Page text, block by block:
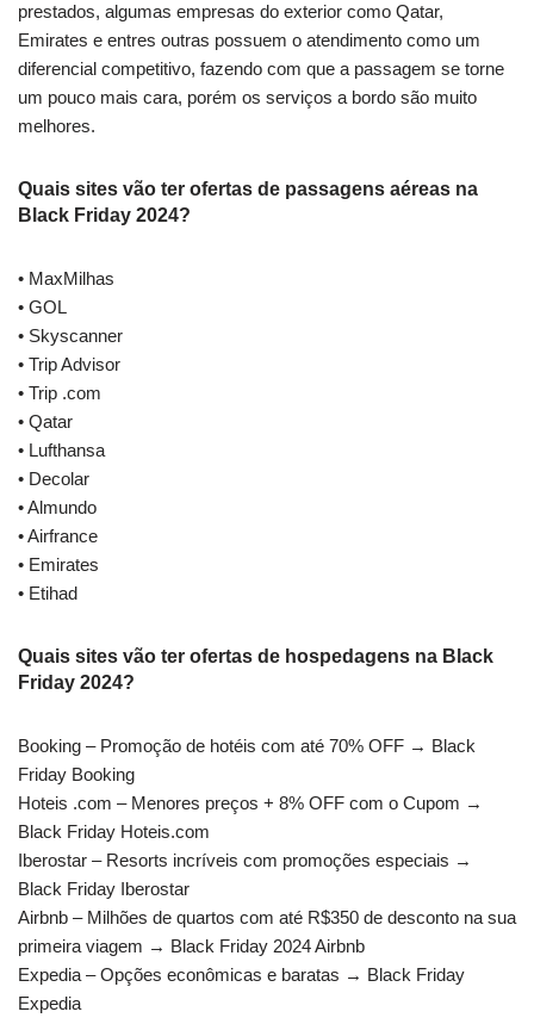
prestados, algumas empresas do exterior como Qatar,
Emirates e entres outras possuem o atendimento como um
diferencial competitivo, fazendo com que a passagem se torne
um pouco mais cara, porém os serviços a bordo são muito
melhores.
Quais sites vão ter ofertas de passagens aéreas na
Black Friday 2024?
• MaxMilhas
• GOL
• Skyscanner
• Trip Advisor
• Trip .com
• Qatar
• Lufthansa
• Decolar
• Almundo
• Airfrance
• Emirates
• Etihad
Quais sites vão ter ofertas de hospedagens na Black
Friday 2024?
Booking – Promoção de hotéis com até 70% OFF → Black
Friday Booking
Hoteis .com – Menores preços + 8% OFF com o Cupom →
Black Friday Hoteis.com
Iberostar – Resorts incríveis com promoções especiais →
Black Friday Iberostar
Airbnb – Milhões de quartos com até R$350 de desconto na sua
primeira viagem → Black Friday 2024 Airbnb
Expedia – Opções econômicas e baratas → Black Friday
Expedia